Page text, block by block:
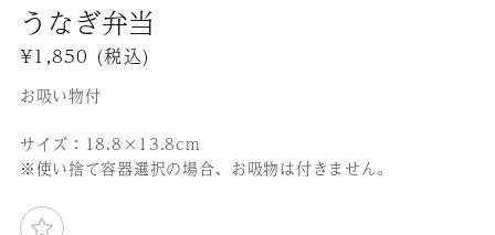
ー
ダ
ル
で
デ
ィ
ア
(1)
うなぎ弁当
通
常
価
格
¥1,850 (税込)
お吸い物付
サイズ：18.8×13.8cm
※使い捨て容器選択の場合、お吸物は付きません。